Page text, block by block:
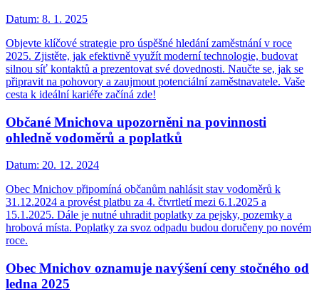
Datum: 8. 1. 2025
Objevte klíčové strategie pro úspěšné hledání zaměstnání v roce
2025. Zjistěte, jak efektivně využít moderní technologie, budovat
silnou síť kontaktů a prezentovat své dovednosti. Naučte se, jak se
připravit na pohovory a zaujmout potenciální zaměstnavatele. Vaše
cesta k ideální kariéře začíná zde!
Občané Mnichova upozorněni na povinnosti
ohledně vodoměrů a poplatků
Datum: 20. 12. 2024
Obec Mnichov připomíná občanům nahlásit stav vodoměrů k
31.12.2024 a provést platbu za 4. čtvrtletí mezi 6.1.2025 a
15.1.2025. Dále je nutné uhradit poplatky za pejsky, pozemky a
hrobová místa. Poplatky za svoz odpadu budou doručeny po novém
roce.
Obec Mnichov oznamuje navýšení ceny stočného od
ledna 2025